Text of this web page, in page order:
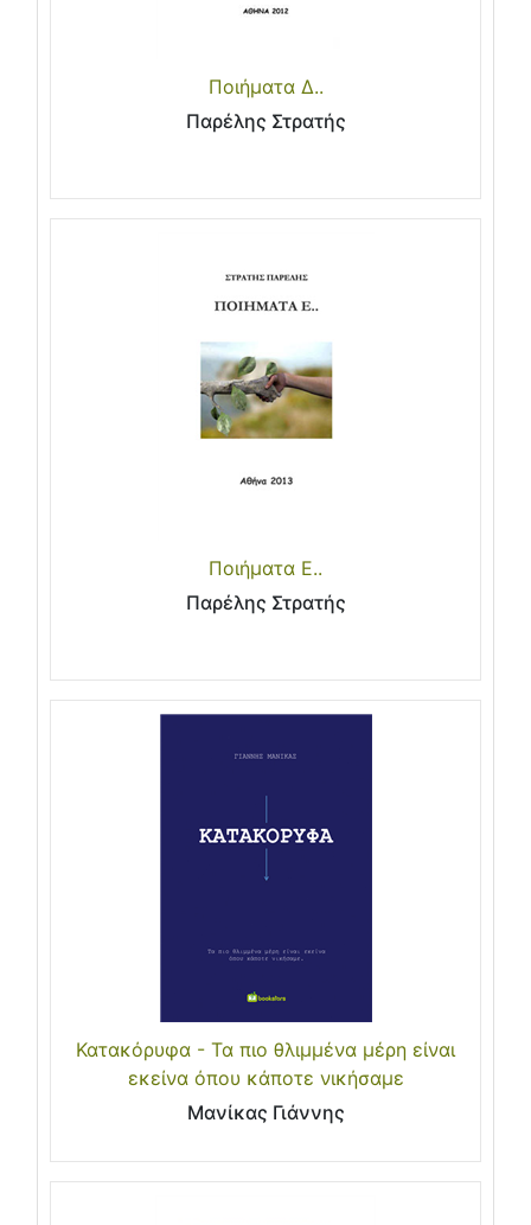
Ποιήματα Δ..
Παρέλης Στρατής
Ποιήματα Ε..
Παρέλης Στρατής
Κατακόρυφα - Τα πιο θλιμμένα μέρη είναι
εκείνα όπου κάποτε νικήσαμε
Μανίκας Γιάννης